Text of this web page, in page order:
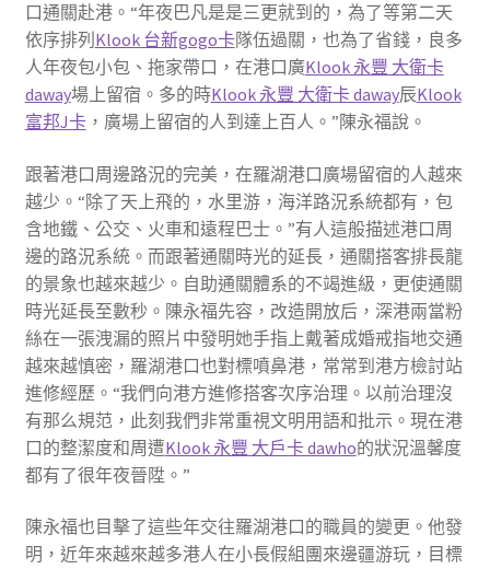
口通關赴港。“年夜巴凡是是三更就到的，為了等第二天
依序排列 Klook 台新gogo卡隊伍過關，也為了省錢，良多
人年夜包小包、拖家帶口，在港口廣Klook 永豐 大衛卡
daway場上留宿。多的時Klook 永豐 大衛卡 daway辰Klook
富邦J卡，廣場上留宿的人到達上百人。”陳永福說。
跟著港口周邊路況的完美，在羅湖港口廣場留宿的人越來
越少。“除了天上飛的，水里游，海洋路況系統都有，包
含地鐵、公交、火車和遠程巴士。”有人這般描述港口周
邊的路況系統。而跟著通關時光的延長，通關搭客排長龍
的景象也越來越少。自助通關體系的不竭進級，更使通關
時光延長至數秒。陳永福先容，改造開放后，深港兩當粉
絲在一張洩漏的照片中發明她手指上戴著成婚戒指地交通
越來越慎密，羅湖港口也對標噴鼻港，常常到港方檢討站
進修經歷。“我們向港方進修搭客次序治理。以前治理沒
有那么規范，此刻我們非常重視文明用語和批示。現在港
口的整潔度和周遭Klook 永豐 大戶卡 dawho的狀況溫馨度
都有了很年夜晉陞。”
陳永福也目擊了這些年交往羅湖港口的職員的變更。他發
明，近年來越來越多港人在小長假組團來邊疆游玩，目標